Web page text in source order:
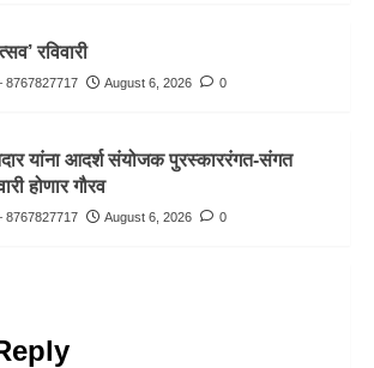
रविवारी
8767827717 August 6, 2026
0
यांना आदर्श संयोजक पुरस्काररंगत-संगत
होणार गौरव
8767827717 August 6, 2026 0